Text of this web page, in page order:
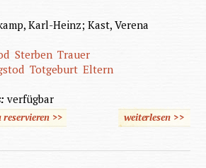
Karl-Heinz; Kast, Verena
Sterben Trauer
Totgeburt Eltern
verfügbar
>> weiterlesen
über
>>